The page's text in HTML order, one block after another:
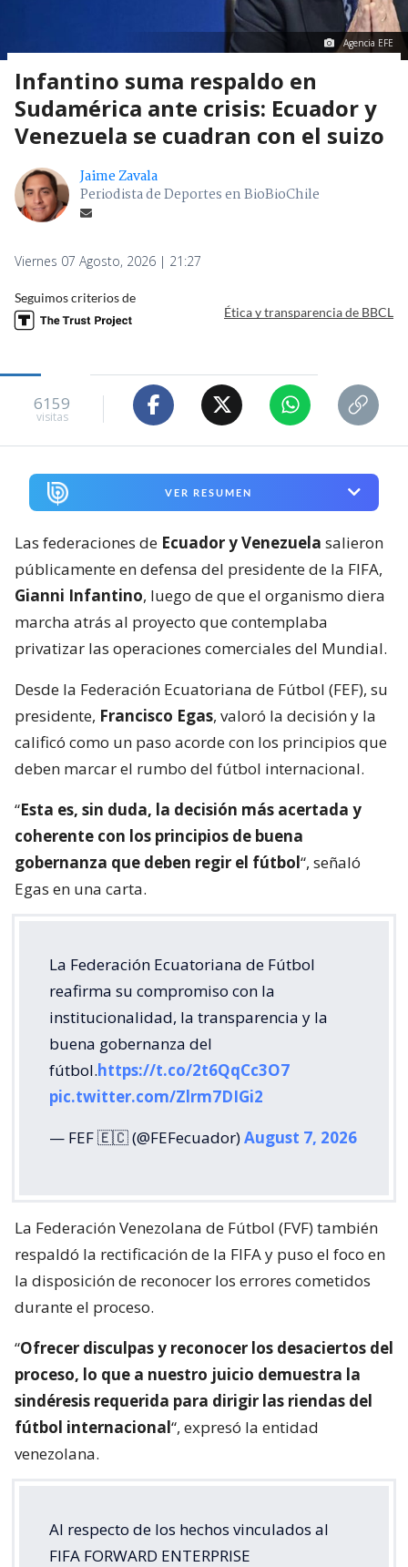
Agencia EFE
Infantino suma respaldo en
Sudamérica ante crisis: Ecuador y
Venezuela se cuadran con el suizo
Jaime Zavala
Periodista de Deportes en BioBioChile
Viernes 07 Agosto, 2026 | 21:27
Seguimos criterios de
Ética y transparencia de BBCL
6159
visitas
VER RESUMEN
Las federaciones de Ecuador y Venezuela salieron
públicamente en defensa del presidente de la FIFA,
Gianni Infantino, luego de que el organismo diera
marcha atrás al proyecto que contemplaba
privatizar las operaciones comerciales del Mundial.
Desde la Federación Ecuatoriana de Fútbol (FEF), su
presidente, Francisco Egas, valoró la decisión y la
calificó como un paso acorde con los principios que
deben marcar el rumbo del fútbol internacional.
“Esta es, sin duda, la decisión más acertada y
coherente con los principios de buena
gobernanza que deben regir el fútbol“, señaló
Egas en una carta.
La Federación Ecuatoriana de Fútbol
reafirma su compromiso con la
institucionalidad, la transparencia y la
buena gobernanza del
fútbol.https://t.co/2t6QqCc3O7
pic.twitter.com/Zlrm7DIGi2
— FEF 🇪🇨 (@FEFecuador)August 7, 2026
La Federación Venezolana de Fútbol (FVF) también
respaldó la rectificación de la FIFA y puso el foco en
la disposición de reconocer los errores cometidos
durante el proceso.
“Ofrecer disculpas y reconocer los desaciertos del
proceso, lo que a nuestro juicio demuestra la
sindéresis requerida para dirigir las riendas del
fútbol internacional“, expresó la entidad
venezolana.
Al respecto de los hechos vinculados al
FIFA FORWARD ENTERPRISE